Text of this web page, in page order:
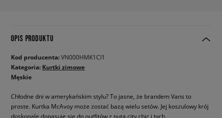
OPIS PRODUKTU
Kod producenta:VN000HMK1CI1
Kategoria: Kurtki zimowe
Męskie
Chłodne dni w amerykańskim stylu? To jasne, że brandem Vans to
proste. Kurtka McAvoy może zostać bazą wielu setów. Jej koszulowy krój
doskonale dopasuje się do outfitów z nutą city chic i tych